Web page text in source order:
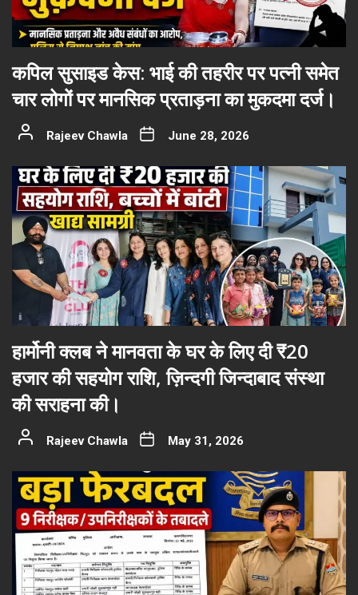
कपिल सुसाइड केस: भाई की तहरीर पर पत्नी समेत
चार लोगों पर मानसिक प्रताड़ना का मुकदमा दर्ज।
Rajeev Chawla June 28, 2026
हार्मोनी क्लब ने मानवता के घर के लिए दी ₹20
हजार की सहयोग राशि, ज़िन्दगी जिन्दाबाद संस्था
की सराहना की।
Rajeev Chawla May 31, 2026